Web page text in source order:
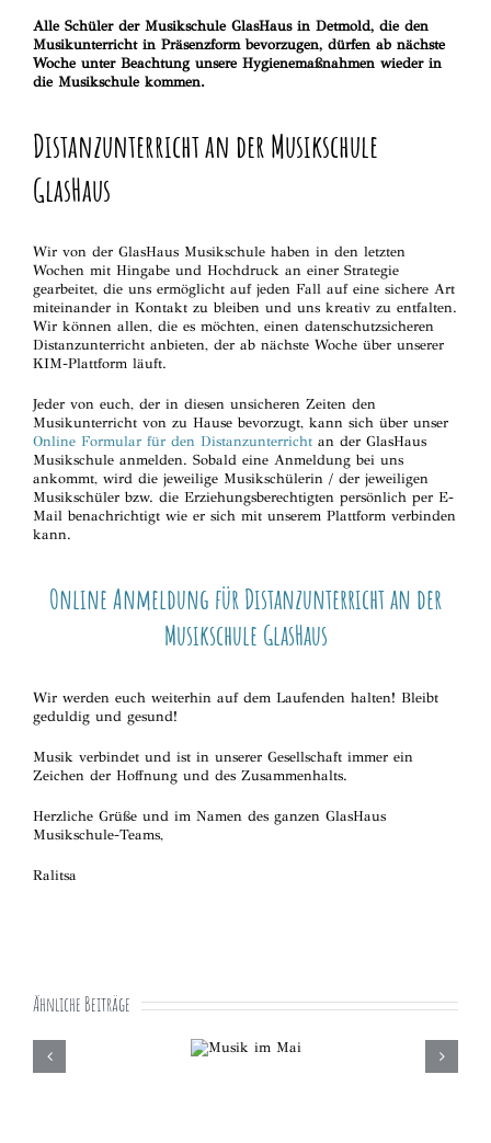
Alle Schüler der Musikschule GlasHaus in Detmold, die den
Musikunterricht in Präsenzform bevorzugen, dürfen ab nächste
Woche unter Beachtung unsere Hygienemaßnahmen wieder in
die Musikschule kommen.
Distanzunterricht an der Musikschule
GlasHaus
Wir von der GlasHaus Musikschule haben in den letzten
Wochen mit Hingabe und Hochdruck an einer Strategie
gearbeitet, die uns ermöglicht auf jeden Fall auf eine sichere Art
miteinander in Kontakt zu bleiben und uns kreativ zu entfalten.
Wir können allen, die es möchten, einen datenschutzsicheren
Distanzunterricht anbieten, der ab nächste Woche über unserer
KIM-Plattform läuft.
Jeder von euch, der in diesen unsicheren Zeiten den
Musikunterricht von zu Hause bevorzugt, kann sich über unser
Online Formular für den Distanzunterrichtan der GlasHaus
Musikschule anmelden. Sobald eine Anmeldung bei uns
ankommt, wird die jeweilige Musikschülerin / der jeweiligen
Musikschüler bzw. die Erziehungsberechtigten persönlich per E-
Mail benachrichtigt wie er sich mit unserem Plattform verbinden
kann.
Online Anmeldung für Distanzunterricht an der
Musikschule GlasHaus
Wir werden euch weiterhin auf dem Laufenden halten! Bleibt
geduldig und gesund!
Musik verbindet und ist in unserer Gesellschaft immer ein
Zeichen der Hoffnung und des Zusammenhalts.
Herzliche Grüße und im Namen des ganzen GlasHaus
Musikschule-Teams,
Ralitsa
Ähnliche Beiträge
Neue